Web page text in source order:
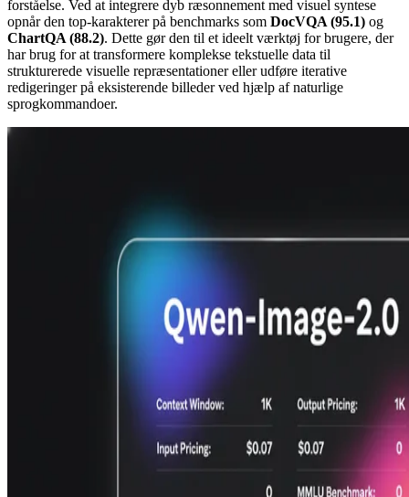
forståelse. Ved at integrere dyb ræsonnement med visuel syntese
opnår den top-karakterer på benchmarks som DocVQA (95.1) og
ChartQA (88.2). Dette gør den til et ideelt værktøj for brugere, der
har brug for at transformere komplekse tekstuelle data til
strukturerede visuelle repræsentationer eller udføre iterative
redigeringer på eksisterende billeder ved hjælp af naturlige
sprogkommandoer.